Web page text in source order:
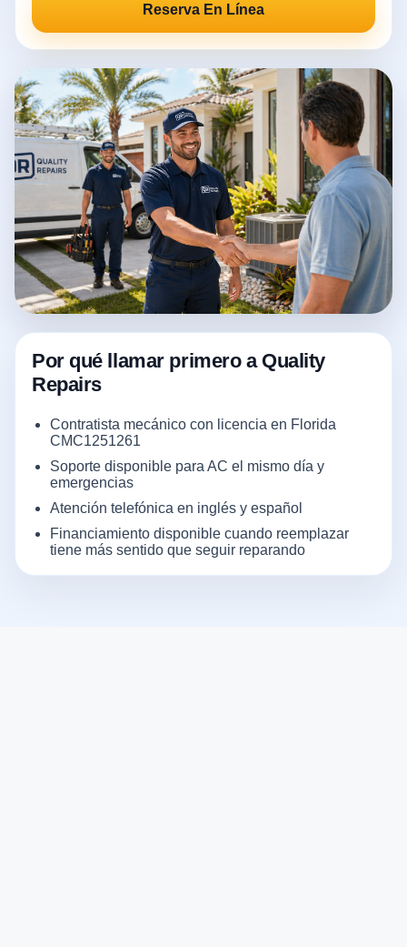
Reserva En Línea
Por qué llamar primero a Quality
Repairs
Contratista mecánico con licencia en Florida
CMC1251261
Soporte disponible para AC el mismo día y
emergencias
Atención telefónica en inglés y español
Financiamiento disponible cuando reemplazar
tiene más sentido que seguir reparando